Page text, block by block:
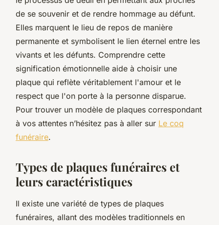
de se souvenir et de rendre hommage au défunt.
Elles marquent le lieu de repos de manière
permanente et symbolisent le lien éternel entre les
vivants et les défunts. Comprendre cette
signification émotionnelle aide à choisir une
plaque qui reflète véritablement l'amour et le
respect que l'on porte à la personne disparue.
Pour trouver un modèle de plaques correspondant
à vos attentes n’hésitez pas à aller sur Le coq
funéraire.
Types de plaques funéraires et
leurs caractéristiques
Il existe une variété de types de plaques
funéraires, allant des modèles traditionnels en